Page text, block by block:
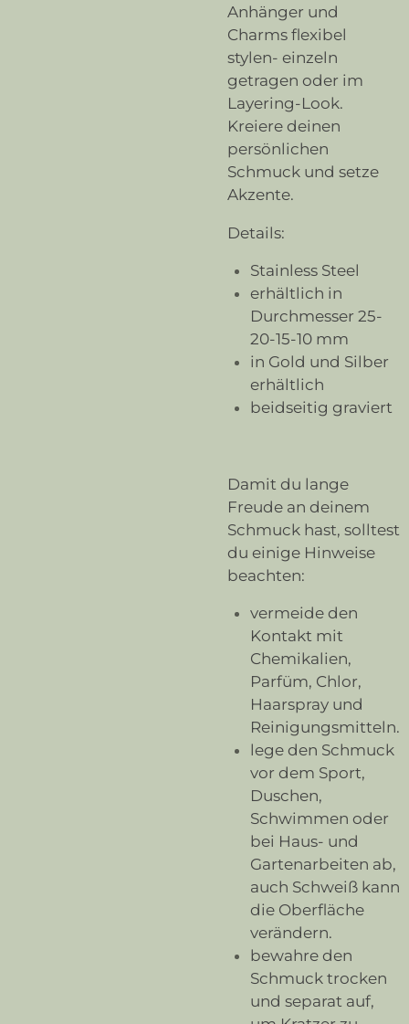
Anhänger und
Charms flexibel
stylen- einzeln
getragen oder im
Layering-Look.
Kreiere deinen
persönlichen
Schmuck und setze
Akzente.
Details:
Stainless Steel
erhältlich in
Durchmesser 25-
20-15-10 mm
in Gold und Silber
erhältlich
beidseitig graviert
Damit du lange
Freude an deinem
Schmuck hast, solltest
du einige Hinweise
beachten:
vermeide den
Kontakt mit
Chemikalien,
Parfüm, Chlor,
Haarspray und
Reinigungsmitteln.
lege den Schmuck
vor dem Sport,
Duschen,
Schwimmen oder
bei Haus- und
Gartenarbeiten ab,
auch Schweiß kann
die Oberfläche
verändern.
bewahre den
Schmuck trocken
und separat auf,